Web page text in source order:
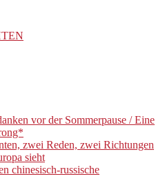
vor der Sommerpause / Eine
zwei Reden, zwei Richtungen
sieht
chinesisch-russische